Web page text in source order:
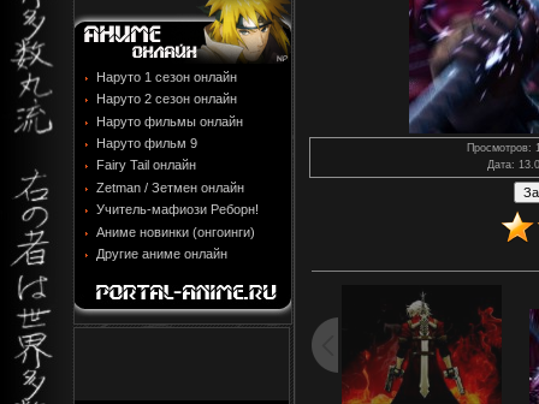
Наруто 1 сезон онлайн
Наруто 2 сезон онлайн
Наруто фильмы онлайн
Наруто фильм 9
Fairy Tail онлайн
Zetman / Зетмен онлайн
Учитель-мафиози Реборн!
Аниме новинки (онгоинги)
Другие аниме онлайн
Просмотров:
Дата: